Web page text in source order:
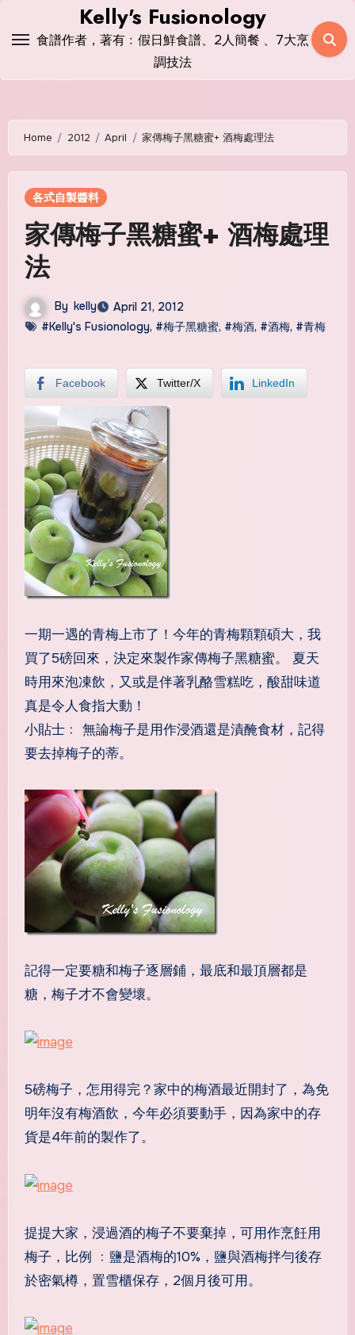
Kelly's Fusionology
食譜作者，著有﹕假日鮮食譜、2人簡餐 、7大烹
調技法
Home 2012 April 家傳梅子黑糖蜜+ 酒梅處理法
各式自製醬料
家傳梅子黑糖蜜+ 酒梅處理
法
By kelly
April 21, 2012
#Kelly's Fusionology, #梅子黑糖蜜, #梅酒, #酒梅, #青梅
Facebook Twitter/X LinkedIn
一期一遇的青梅上市了！今年的青梅顆顆碩大，我
買了5磅回來，決定來製作家傳梅子黑糖蜜。 夏天
時用來泡凍飲，又或是伴著乳酪雪糕吃，酸甜味道
真是令人食指大動！
小貼士﹕ 無論梅子是用作浸酒還是漬醃食材，記得
要去掉梅子的蒂。
記得一定要糖和梅子逐層鋪，最底和最頂層都是
糖，梅子才不會變壞。
5磅梅子，怎用得完？家中的梅酒最近開封了，為免
明年沒有梅酒飲，今年必須要動手，因為家中的存
貨是4年前的製作了。
提提大家，浸過酒的梅子不要棄掉，可用作烹飪用
梅子，比例 ﹕鹽是酒梅的10%，鹽與酒梅拌勻後存
於密氣樽，置雪櫃保存，2個月後可用。